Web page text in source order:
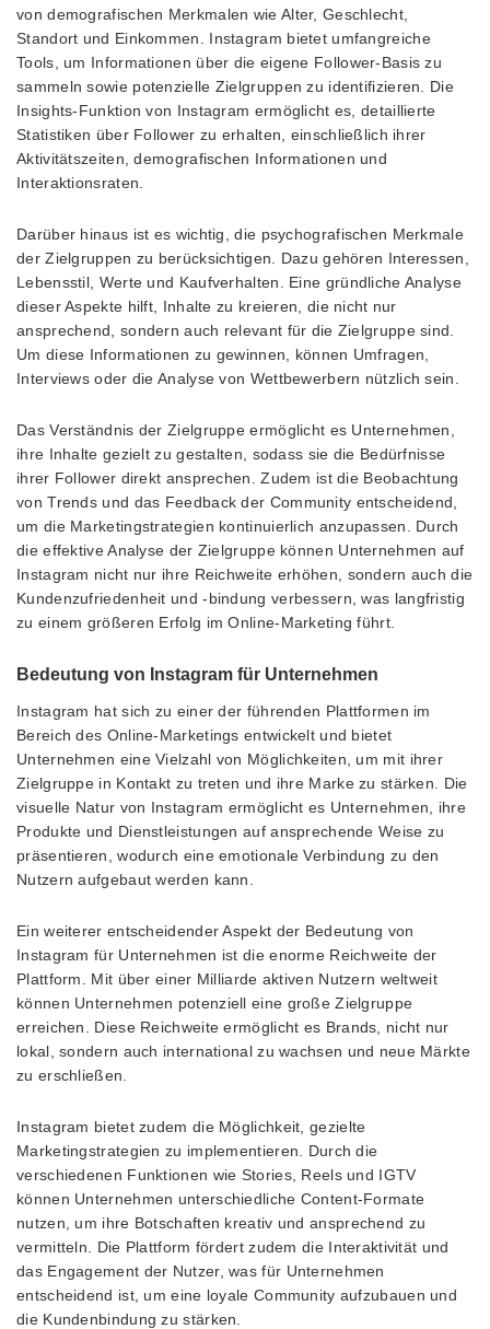
von demografischen Merkmalen wie Alter, Geschlecht,
Standort und Einkommen. Instagram bietet umfangreiche
Tools, um Informationen über die eigene Follower-Basis zu
sammeln sowie potenzielle Zielgruppen zu identifizieren. Die
Insights-Funktion von Instagram ermöglicht es, detaillierte
Statistiken über Follower zu erhalten, einschließlich ihrer
Aktivitätszeiten, demografischen Informationen und
Interaktionsraten.
Darüber hinaus ist es wichtig, die psychografischen Merkmale
der Zielgruppen zu berücksichtigen. Dazu gehören Interessen,
Lebensstil, Werte und Kaufverhalten. Eine gründliche Analyse
dieser Aspekte hilft, Inhalte zu kreieren, die nicht nur
ansprechend, sondern auch relevant für die Zielgruppe sind.
Um diese Informationen zu gewinnen, können Umfragen,
Interviews oder die Analyse von Wettbewerbern nützlich sein.
Das Verständnis der Zielgruppe ermöglicht es Unternehmen,
ihre Inhalte gezielt zu gestalten, sodass sie die Bedürfnisse
ihrer Follower direkt ansprechen. Zudem ist die Beobachtung
von Trends und das Feedback der Community entscheidend,
um die Marketingstrategien kontinuierlich anzupassen. Durch
die effektive Analyse der Zielgruppe können Unternehmen auf
Instagram nicht nur ihre Reichweite erhöhen, sondern auch die
Kundenzufriedenheit und -bindung verbessern, was langfristig
zu einem größeren Erfolg im Online-Marketing führt.
Bedeutung von Instagram für Unternehmen
Instagram hat sich zu einer der führenden Plattformen im
Bereich des Online-Marketings entwickelt und bietet
Unternehmen eine Vielzahl von Möglichkeiten, um mit ihrer
Zielgruppe in Kontakt zu treten und ihre Marke zu stärken. Die
visuelle Natur von Instagram ermöglicht es Unternehmen, ihre
Produkte und Dienstleistungen auf ansprechende Weise zu
präsentieren, wodurch eine emotionale Verbindung zu den
Nutzern aufgebaut werden kann.
Ein weiterer entscheidender Aspekt der Bedeutung von
Instagram für Unternehmen ist die enorme Reichweite der
Plattform. Mit über einer Milliarde aktiven Nutzern weltweit
können Unternehmen potenziell eine große Zielgruppe
erreichen. Diese Reichweite ermöglicht es Brands, nicht nur
lokal, sondern auch international zu wachsen und neue Märkte
zu erschließen.
Instagram bietet zudem die Möglichkeit, gezielte
Marketingstrategien zu implementieren. Durch die
verschiedenen Funktionen wie Stories, Reels und IGTV
können Unternehmen unterschiedliche Content-Formate
nutzen, um ihre Botschaften kreativ und ansprechend zu
vermitteln. Die Plattform fördert zudem die Interaktivität und
das Engagement der Nutzer, was für Unternehmen
entscheidend ist, um eine loyale Community aufzubauen und
die Kundenbindung zu stärken.